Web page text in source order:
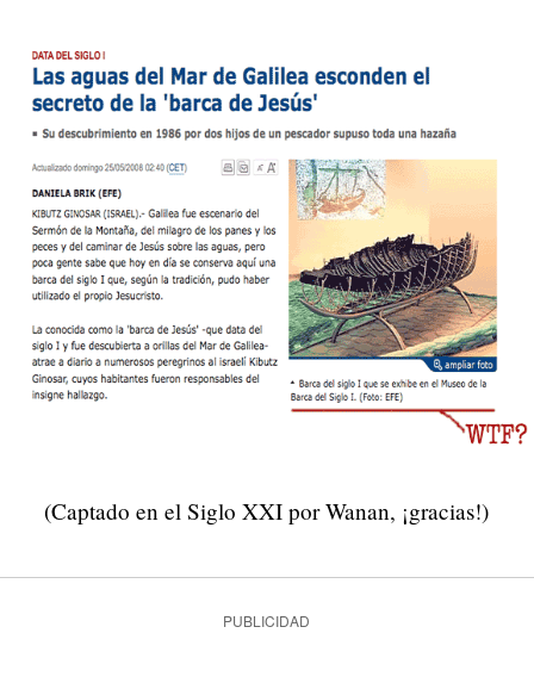
(Captado en el Siglo XXI por Wanan, ¡gracias!)
PUBLICIDAD